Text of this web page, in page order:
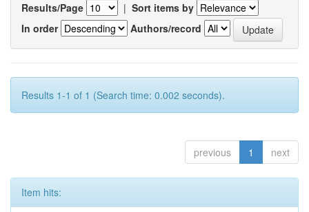
Results/Page | Sort items by
In order
Authors/record
Results 1-1 of 1 (Search time: 0.002 seconds).
previous 1 next
Item hits: